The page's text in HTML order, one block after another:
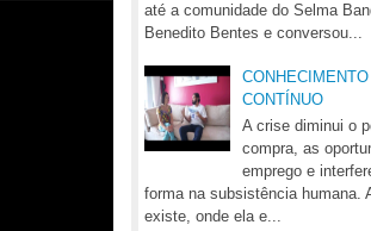
até a comunidade do Selma
Benedito Bentes e conversou...
CONTÍNUO
A crise diminui o
compra, as
emprego e
forma na subsistência humana.
existe, onde ela e...